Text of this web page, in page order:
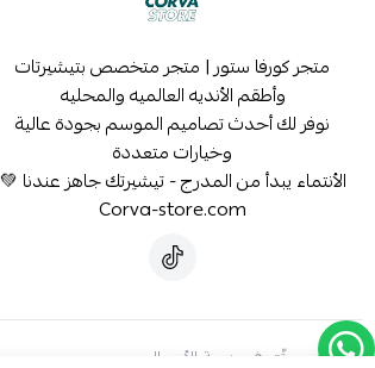
متجر كورفا ستور | متجر متخصص بتيشيرتات
وأطقم الأنديه العالميه والمحليه
نوفر لك أحدث تصاميم الموسم بجودة عالية
وخيارات متعددة
الأنتماء يبدأ من المدرج - تيشيرتك جاهز عندنا 💚
Corva-store.com
موثّق في منصة الأعمال